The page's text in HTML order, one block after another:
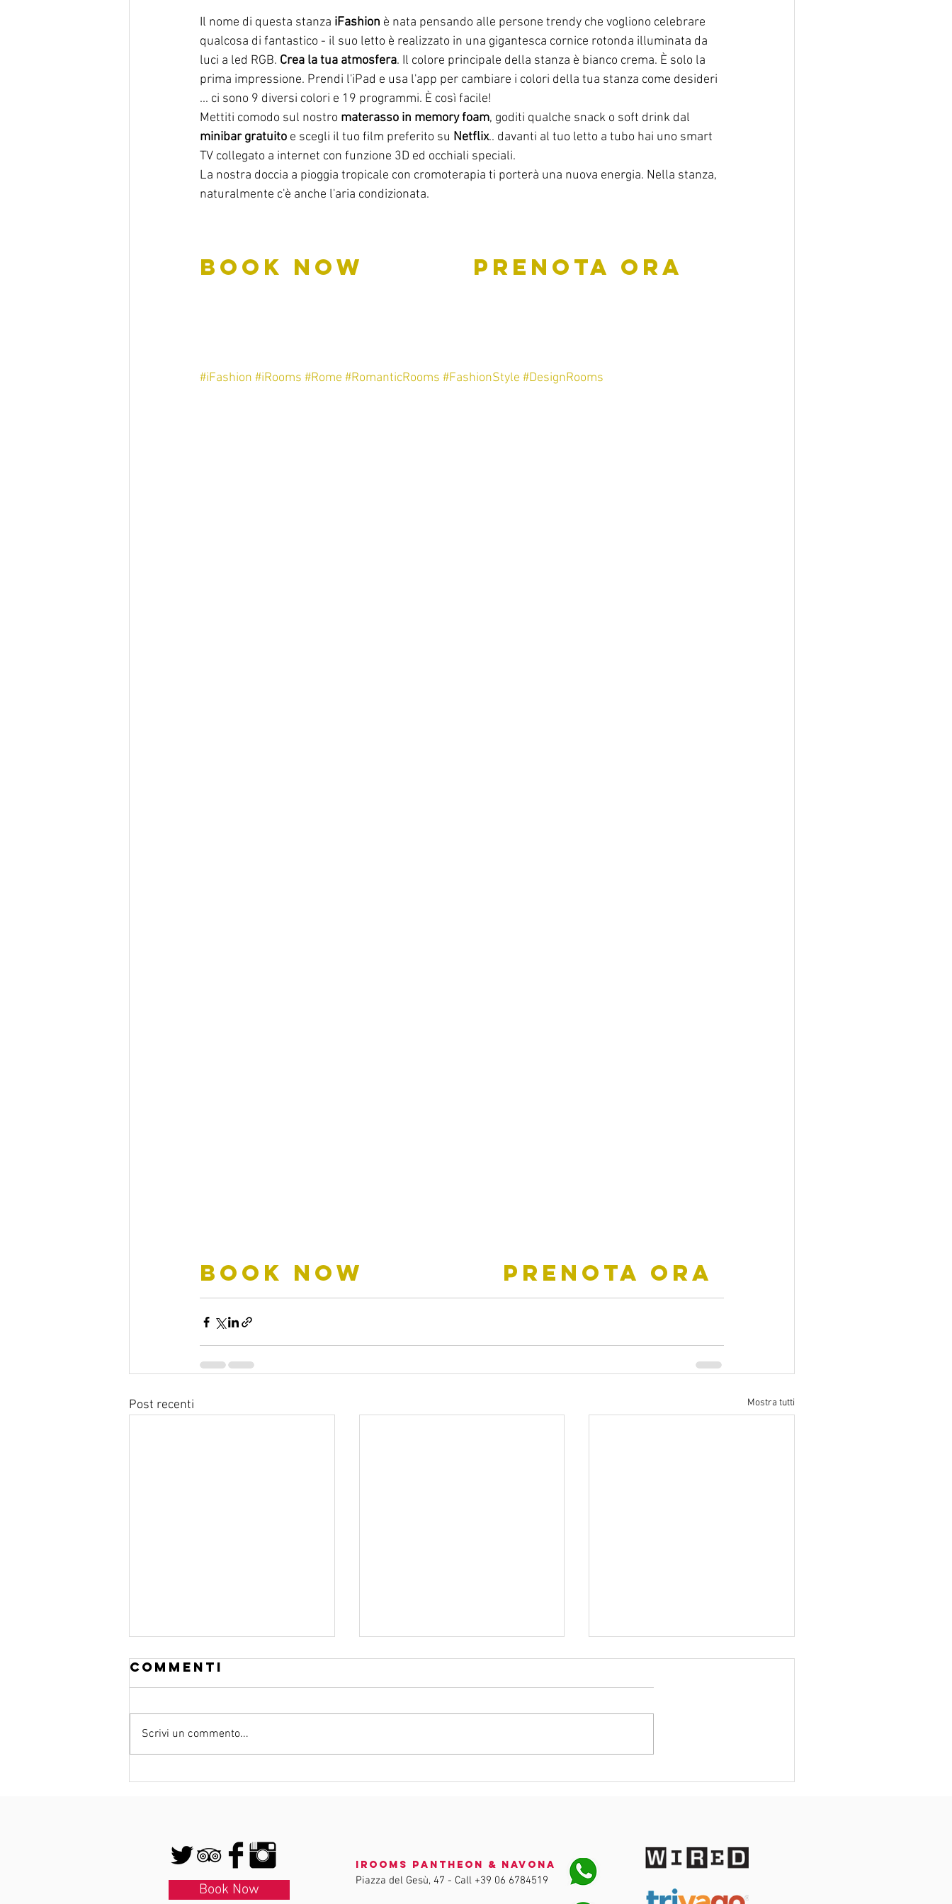
Il nome di questa stanza iFashion è nata pensando alle persone trendy che vogliono celebrare
qualcosa di fantastico - il suo letto è realizzato in una gigantesca cornice rotonda illuminata da
luci a led RGB. Crea la tua atmosfera. Il colore principale della stanza è bianco crema. È solo la
prima impressione. Prendi l'iPad e usa l'app per cambiare i colori della tua stanza come desideri
... ci sono 9 diversi colori e 19 programmi. È così facile!
Mettiti comodo sul nostro materasso in memory foam, goditi qualche snack o soft drink dal
minibar gratuito e scegli il tuo film preferito su Netflix.. davanti al tuo letto a tubo hai uno smart
TV collegato a internet con funzione 3D ed occhiali speciali.
La nostra doccia a pioggia tropicale con cromoterapia ti porterà una nuova energia. Nella stanza,
naturalmente c'è anche l'aria condizionata.
BOOK NOW           PRENOTA ORA
#iFashion #iRooms #Rome #RomanticRooms #FashionStyle #DesignRooms
BOOK NOW              PRENOTA ORA
Post recenti Mostra tutti
iSpa
Romantic
Commenti
Scrivi un commento...
Book Now
iRooms Pantheon & Navona
Piazza del Gesù, 47 - Call +39 06 6784519